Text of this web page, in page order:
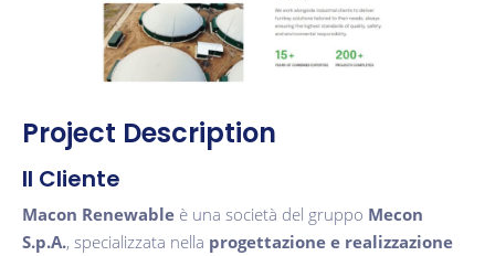
Project Description
Il Cliente
Macon Renewable è una società del gruppo Mecon
S.p.A., specializzata nella progettazione e realizzazione